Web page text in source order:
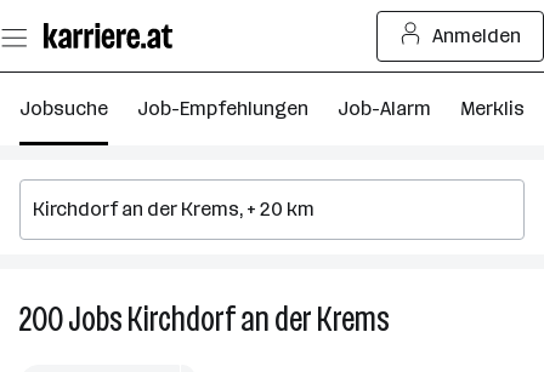
Seiteninhalt
springen
Anmelden
Jobsuche Job-Empfehlungen Job-Alarm Merkliste
200JobsKirchdorf an der Krems